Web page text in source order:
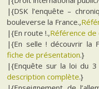
|{DSK l’enquête –
bouleverse la France.,
|{En route !.,Référence de
|{En selle ! découvrir la
fiche de présentation.}
|{Enquête sur la loi du 3
description complète.}